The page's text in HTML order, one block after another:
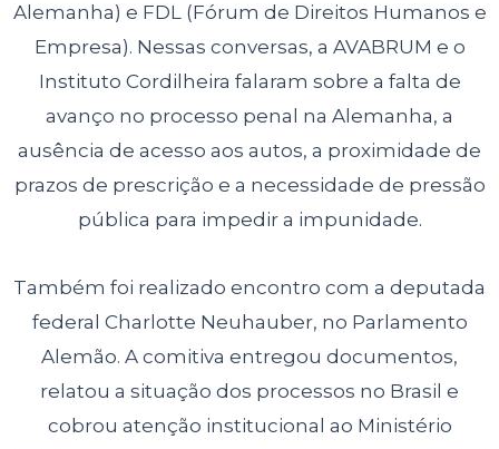
Alemanha) e FDL (Fórum de Direitos Humanos e
Empresa). Nessas conversas, a AVABRUM e o
Instituto Cordilheira falaram sobre a falta de
avanço no processo penal na Alemanha, a
ausência de acesso aos autos, a proximidade de
prazos de prescrição e a necessidade de pressão
pública para impedir a impunidade.
Também foi realizado encontro com a deputada
federal Charlotte Neuhauber, no Parlamento
Alemão. A comitiva entregou documentos,
relatou a situação dos processos no Brasil e
cobrou atenção institucional ao Ministério